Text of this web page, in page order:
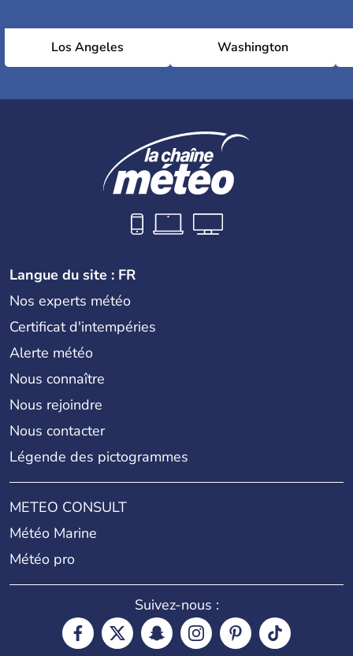
Los Angeles Washington
Langue du site : FR
Nos experts météo
Certificat d'intempéries
Alerte météo
Nous connaître
Nous rejoindre
Nous contacter
Légende des pictogrammes
METEO CONSULT
Météo Marine
Météo pro
Suivez-nous :